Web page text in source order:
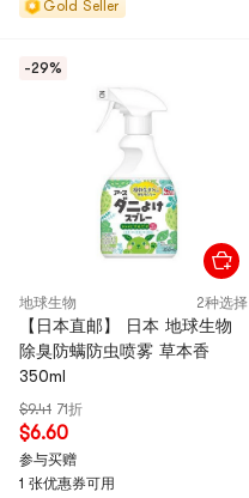
Gold Seller
-29%
地球生物 2种选择
【日本直邮】 日本 地球生物
除臭防螨防虫喷雾 草本香
350ml
$9.41 71折
$6.60
参与买赠
1 张优惠券可用